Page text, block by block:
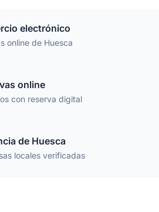
electrónico
online de Huesca
online
con reserva digital
de Huesca
locales verificadas